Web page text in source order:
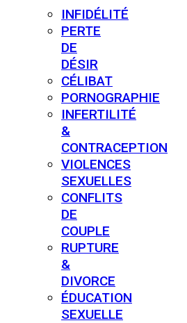
INFIDÉLITÉ
PERTE
DE
DÉSIR
CÉLIBAT
PORNOGRAPHIE
INFERTILITÉ
&
CONTRACEPTION
VIOLENCES
SEXUELLES
CONFLITS
DE
COUPLE
RUPTURE
&
DIVORCE
ÉDUCATION
SEXUELLE